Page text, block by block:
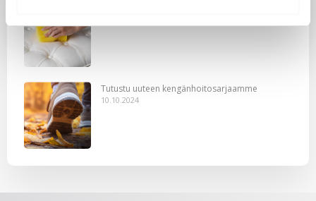
Tutustu uuteen kengänhoitosarjaamme
10.10.2024